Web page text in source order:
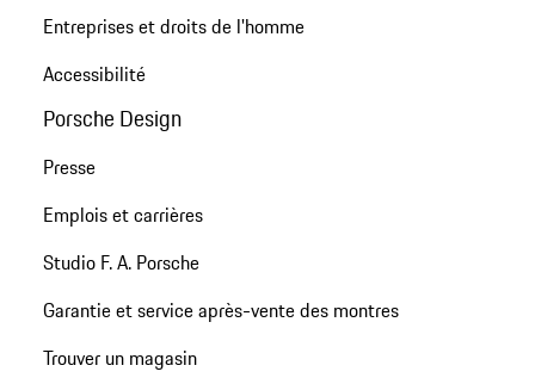
Entreprises et droits de l'homme
Accessibilité
Porsche Design
Presse
Emplois et carrières
Studio F. A. Porsche
Garantie et service après-vente des montres
Trouver un magasin